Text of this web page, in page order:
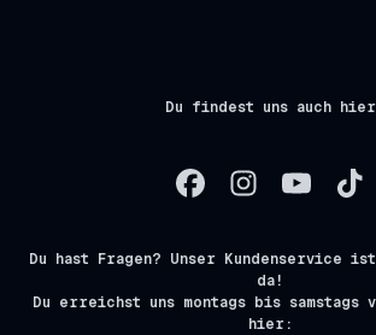
Du findest uns auch hier
Du hast Fragen? Unser Kundenservice
da!
Du erreichst uns montags bis samstags
hier: